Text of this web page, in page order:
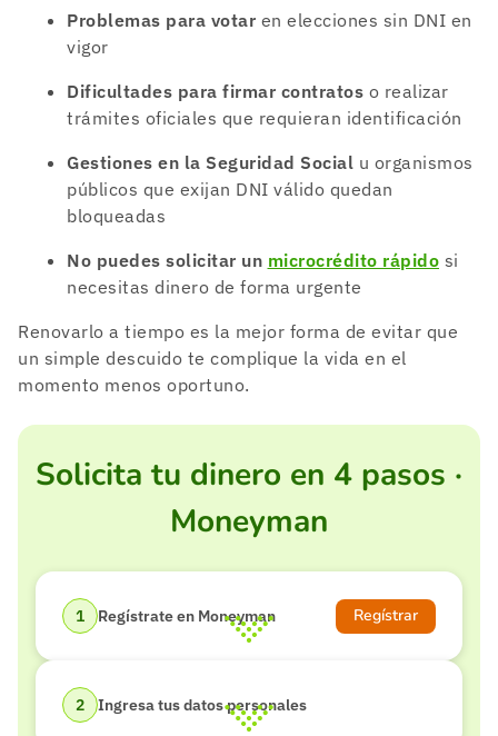
Problemas para votar en elecciones sin DNI en
vigor
Dificultades para firmar contratos o realizar
trámites oficiales que requieran identificación
Gestiones en la Seguridad Social u organismos
públicos que exijan DNI válido quedan
bloqueadas
No puedes solicitar un microcrédito rápido si
necesitas dinero de forma urgente
Renovarlo a tiempo es la mejor forma de evitar que
un simple descuido te complique la vida en el
momento menos oportuno.
Solicita tu dinero en 4 pasos ·
Moneyman
Regístrate en Moneyman Regístrar
Ingresa tus datos personales